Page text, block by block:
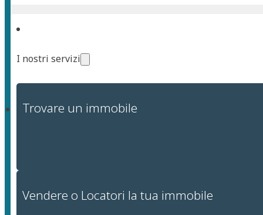
I nostri servizi
Trovare un immobile
Vendere o Locatori la tua immobile